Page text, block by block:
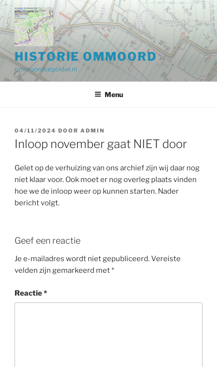
Ga
naar
de
inhoud
HISTORIE OMMOORD
ommoordsepolder.nl
Menu
GEPLAATST
OP
04/11/2024 DOOR ADMIN
Inloop november gaat NIET door
Gelet op de verhuizing van ons archief zijn wij daar nog
niet klaar voor. Ook moet er nog overleg plaats vinden
hoe we de inloop weer op kunnen starten. Nader
bericht volgt.
Geef een reactie
Je e-mailadres wordt niet gepubliceerd.Vereiste
velden zijn gemarkeerd met*
Reactie*